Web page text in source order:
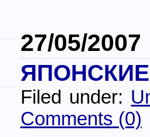
27/05/2007
Filed under:
Comments (0)